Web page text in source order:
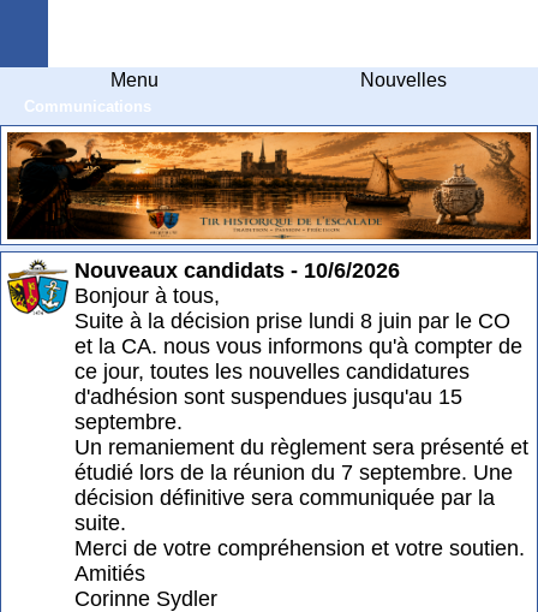
Menu Nouvelles
Communications
Nouveaux candidats - 10/6/2026
Bonjour à tous,
Suite à la décision prise lundi 8 juin par le CO
et la CA. nous vous informons qu'à compter de
ce jour, toutes les nouvelles candidatures
d'adhésion sont suspendues jusqu'au 15
septembre.
Un remaniement du règlement sera présenté et
étudié lors de la réunion du 7 septembre. Une
décision définitive sera communiquée par la
suite.
Merci de votre compréhension et votre soutien.
Amitiés
Corinne Sydler